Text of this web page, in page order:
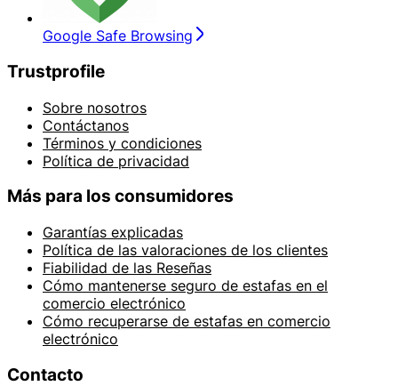
Google Safe Browsing
Trustprofile
Sobre nosotros
Contáctanos
Términos y condiciones
Política de privacidad
Más para los consumidores
Garantías explicadas
Política de las valoraciones de los clientes
Fiabilidad de las Reseñas
Cómo mantenerse seguro de estafas en el
comercio electrónico
Cómo recuperarse de estafas en comercio
electrónico
Contacto